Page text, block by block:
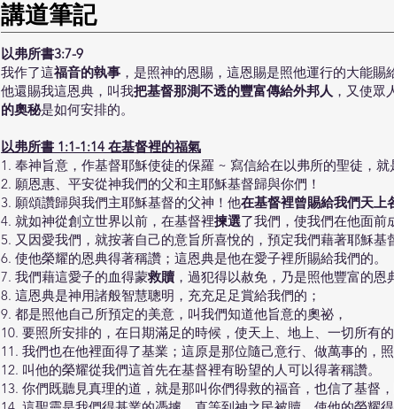
​講道筆記
以弗所書3:7-9
我作了這福音的執事 ，是照神的恩賜，這恩賜是照他運行的大能
他還賜我這恩典，叫我把基督那測不透的豐富傳給外邦人 ，又使眾
的奧秘是如何安排的。
以弗所書 1:1-1:14 在基督裡的福氣
1. 奉神旨意，作基督耶穌使徒的保羅 ~ 寫信給在以弗所的聖徒，就
2. 願恩惠、平安從神我們的父和主耶穌基督歸與你們！
3. 願頌讚歸與我們主耶穌基督的父神！他在基督裡曾賜給我們天上
4. 就如神從創立世界以前，在基督裡揀選了我們，使我們在他面前
5. 又因愛我們，就按著自己的意旨所喜悅的，預定我們藉著耶穌基
6. 使他榮耀的恩典得著稱讚；這恩典是他在愛子裡所賜給我們的。
7. 我們藉這愛子的血得蒙救贖 ，過犯得以赦免，乃是照他豐富的恩
8. 這恩典是神用諸般智慧聰明，充充足足賞給我們的；
9. 都是照他自己所預定的美意，叫我們知道他旨意的奧祕，
10. 要照所安排的，在日期滿足的時候，使天上、地上、一切所有
11. 我們也在他裡面得了基業；這原是那位隨己意行、做萬事的，
12. 叫他的榮耀從我們這首先在基督裡有盼望的人可以得著稱讚。
13. 你們既聽見真理的道，就是那叫你們得救的福音，也信了基督